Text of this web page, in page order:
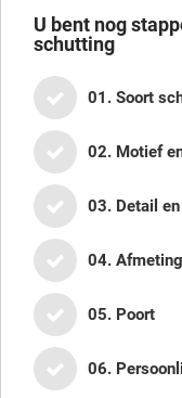
U bent nog
schutting
01. Soort
02. Motief
03. Detail
04.
05. Poort
06.